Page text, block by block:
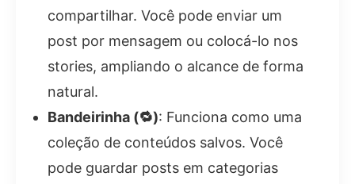
compartilhar. Você pode enviar um
post por mensagem ou colocá-lo nos
stories, ampliando o alcance de forma
natural.
Bandeirinha (🔁): Funciona como uma
coleção de conteúdos salvos. Você
pode guardar posts em categorias